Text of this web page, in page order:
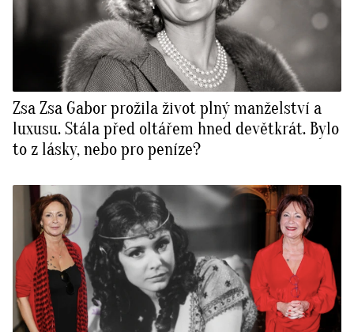
Zsa Zsa Gabor prožila život plný manželství a
luxusu. Stála před oltářem hned devětkrát. Bylo
to z lásky, nebo pro peníze?